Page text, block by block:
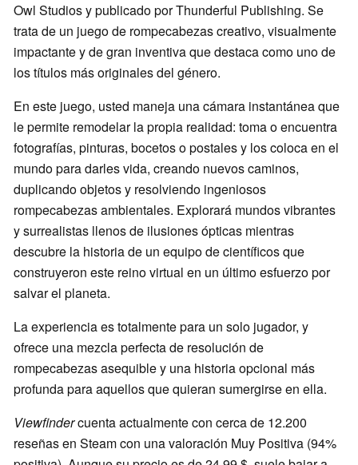
Owl Studios y publicado por Thunderful Publishing. Se
trata de un juego de rompecabezas creativo, visualmente
impactante y de gran inventiva que destaca como uno de
los títulos más originales del género.
En este juego, usted maneja una cámara instantánea que
le permite remodelar la propia realidad: toma o encuentra
fotografías, pinturas, bocetos o postales y los coloca en el
mundo para darles vida, creando nuevos caminos,
duplicando objetos y resolviendo ingeniosos
rompecabezas ambientales. Explorará mundos vibrantes
y surrealistas llenos de ilusiones ópticas mientras
descubre la historia de un equipo de científicos que
construyeron este reino virtual en un último esfuerzo por
salvar el planeta.
La experiencia es totalmente para un solo jugador, y
ofrece una mezcla perfecta de resolución de
rompecabezas asequible y una historia opcional más
profunda para aquellos que quieran sumergirse en ella.
Viewfindercuenta actualmente con cerca de 12.200
reseñas en Steam con una valoración Muy Positiva (94%